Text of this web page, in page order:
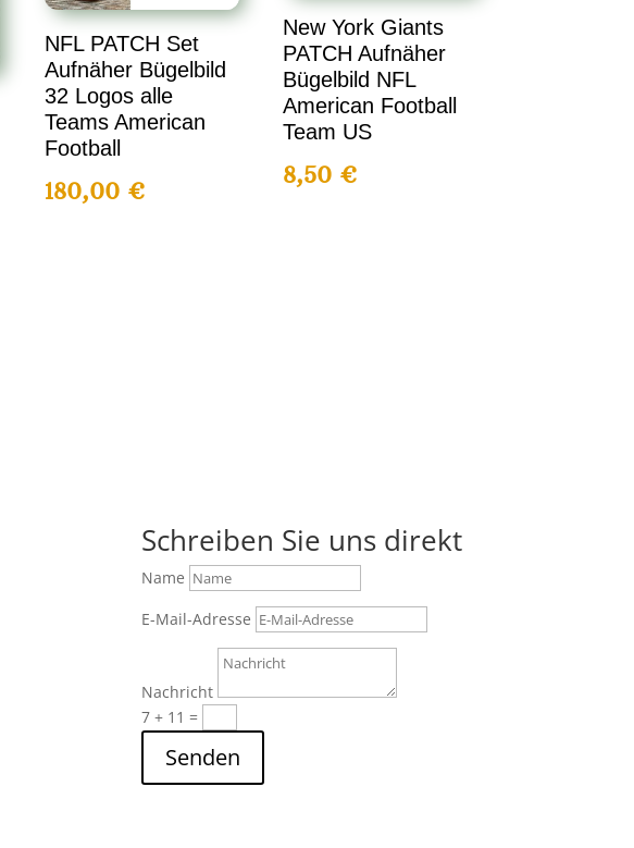
NFL PATCH Set
Aufnäher Bügelbild
32 Logos alle
Teams American
Football
180,00 €
New York Giants
PATCH Aufnäher
Bügelbild NFL
American Football
Team US
8,50€
Schreiben Sie uns direkt
Name
E-Mail-Adresse
Nachricht
7 + 11 =
Senden